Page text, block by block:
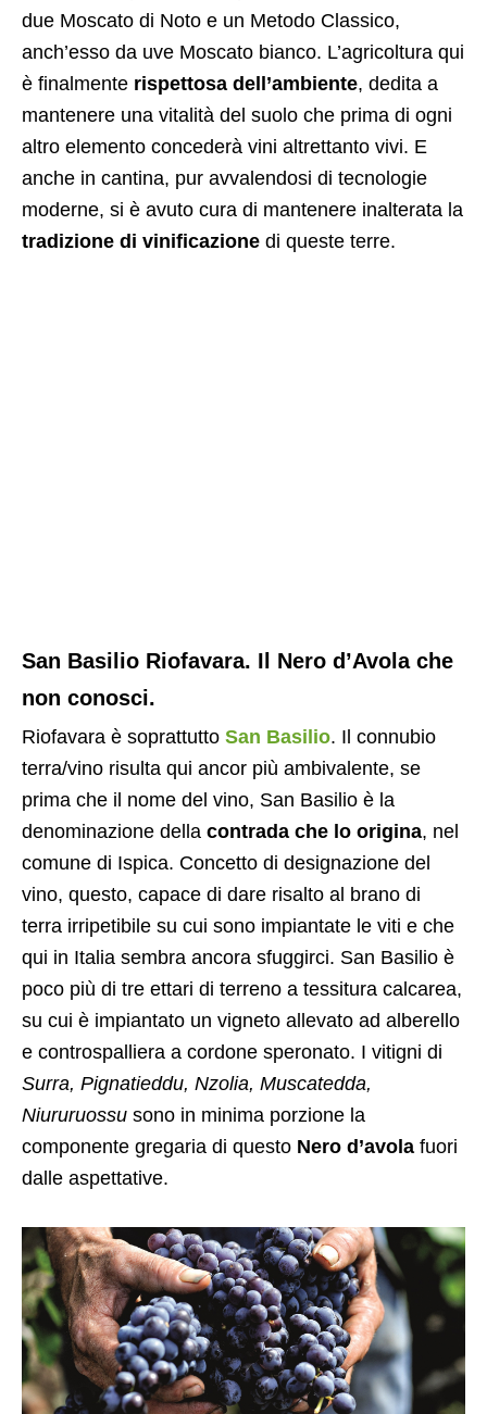
due Moscato di Noto e un Metodo Classico,
anch’esso da uve Moscato bianco. L’agricoltura qui
è finalmente rispettosa dell’ambiente, dedita a
mantenere una vitalità del suolo che prima di ogni
altro elemento concederà vini altrettanto vivi. E
anche in cantina, pur avvalendosi di tecnologie
moderne, si è avuto cura di mantenere inalterata la
tradizione di vinificazione di queste terre.
San Basilio Riofavara. Il Nero d’Avola che
non conosci.
Riofavara è soprattutto San Basilio. Il connubio
terra/vino risulta qui ancor più ambivalente, se
prima che il nome del vino, San Basilio è la
denominazione della contrada che lo origina, nel
comune di Ispica. Concetto di designazione del
vino, questo, capace di dare risalto al brano di
terra irripetibile su cui sono impiantate le viti e che
qui in Italia sembra ancora sfuggirci. San Basilio è
poco più di tre ettari di terreno a tessitura calcarea,
su cui è impiantato un vigneto allevato ad alberello
e controspalliera a cordone speronato. I vitigni di
Surra, Pignatieddu, Nzolia, Muscatedda,
Niururuossu sono in minima porzione la
componente gregaria di questo Nero d’avola fuori
dalle aspettative.